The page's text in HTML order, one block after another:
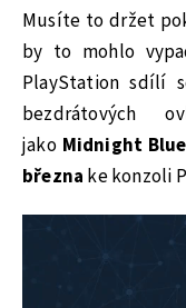
Musíte to držet
by to mohlo
PlayStation sdílí
bezdrátových
jako Midnight Blue
března ke konzoli